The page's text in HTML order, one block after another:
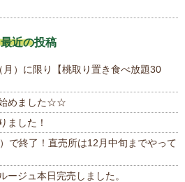
最近の投稿
）に限り【桃取り置き食べ放題30
めました☆☆
ました！
で終了！直売所は12月中旬までやって
ージュ本日完売しました。